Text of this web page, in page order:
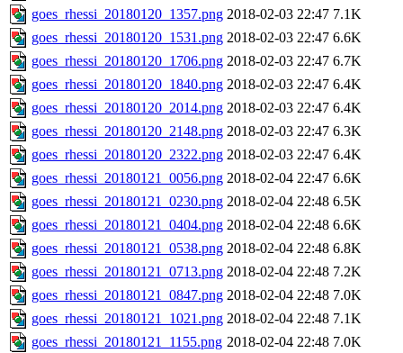
goes_rhessi_20180120_1357.png 2018-02-03 22:47 7.1K
goes_rhessi_20180120_1531.png 2018-02-03 22:47 6.6K
goes_rhessi_20180120_1706.png 2018-02-03 22:47 6.7K
goes_rhessi_20180120_1840.png 2018-02-03 22:47 6.4K
goes_rhessi_20180120_2014.png 2018-02-03 22:47 6.4K
goes_rhessi_20180120_2148.png 2018-02-03 22:47 6.3K
goes_rhessi_20180120_2322.png 2018-02-03 22:47 6.4K
goes_rhessi_20180121_0056.png 2018-02-04 22:47 6.6K
goes_rhessi_20180121_0230.png 2018-02-04 22:48 6.5K
goes_rhessi_20180121_0404.png 2018-02-04 22:48 6.6K
goes_rhessi_20180121_0538.png 2018-02-04 22:48 6.8K
goes_rhessi_20180121_0713.png 2018-02-04 22:48 7.2K
goes_rhessi_20180121_0847.png 2018-02-04 22:48 7.0K
goes_rhessi_20180121_1021.png 2018-02-04 22:48 7.1K
goes_rhessi_20180121_1155.png 2018-02-04 22:48 7.0K